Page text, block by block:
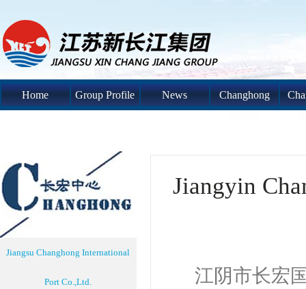
Home Group Profile News
Changhong
Jiangsu Changhong International
Port Co.,Ltd.
Jiangyin
江阴市长宏国